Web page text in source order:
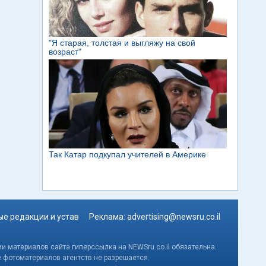
редакции и устав Реклама: advertising@newsru.co.il
сайта гиперссылка на NEWSru.co.il обязательна.
агентств не разрешается.